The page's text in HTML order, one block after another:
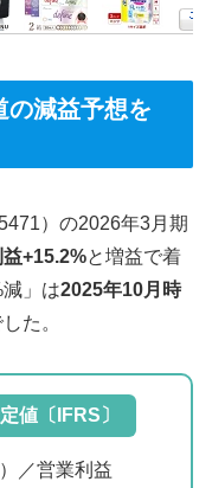
の減益予想を
）の2026年3月期
+15.2%と増益で着
」は2025年10月時
た。
値〔IFRS〕
）／営業利益